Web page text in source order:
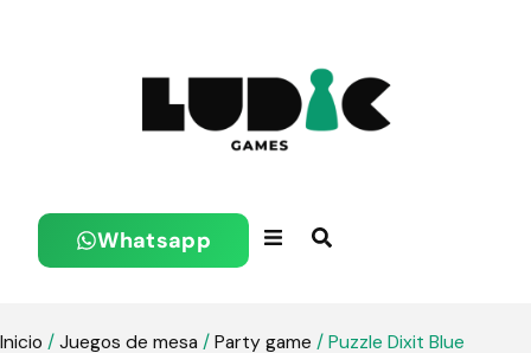
Whatsapp
Inicio /Juegos de mesa /Party game / Puzzle Dixit Blue